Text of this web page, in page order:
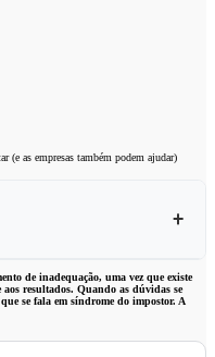
de inadequação, uma vez que existe
aos resultados. Quando as dúvidas se
se fala em síndrome do impostor. A